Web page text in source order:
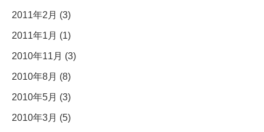
2011年2月 (3)
2011年1月 (1)
2010年11月 (3)
2010年8月 (8)
2010年5月 (3)
2010年3月 (5)